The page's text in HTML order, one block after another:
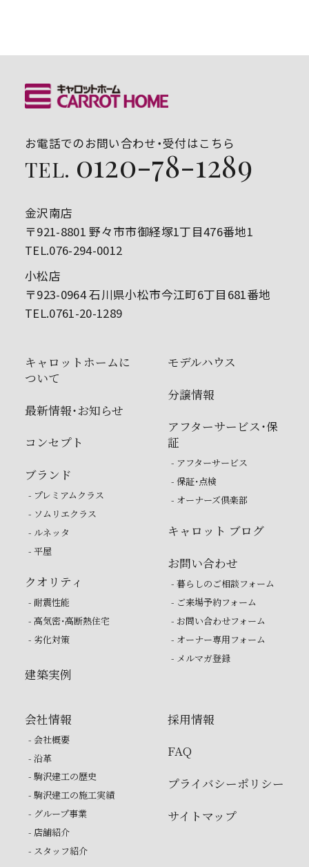
お電話でのお問い合わせ・受付はこちら
TEL. 0120-78-1289
金沢南店
〒921-8801 野々市市御経塚1丁目476番地1
TEL.076-294-0012
小松店
〒923-0964 石川県小松市今江町6丁目681番地
TEL.0761-20-1289
キャロットホームに
ついて
最新情報・お知らせ
コンセプト
ブランド
- プレミアムクラス
- ソムリエクラス
- ルネッタ
- 平屋
クオリティ
- 耐震性能
- 高気密・高断熱住宅
- 劣化対策
建築実例
モデルハウス
分譲情報
アフターサービス・保
証
- アフターサービス
- 保証・点検
- オーナーズ倶楽部
キャロット ブログ
お問い合わせ
- 暮らしのご相談フォーム
- ご来場予約フォーム
- お問い合わせフォーム
- オーナー専用フォーム
- メルマガ登録
会社情報
- 会社概要
- 沿革
- 駒沢建工の歴史
- 駒沢建工の施工実績
- グループ事業
- 店舗紹介
- スタッフ紹介
採用情報
FAQ
プライバシーポリシー
サイトマップ